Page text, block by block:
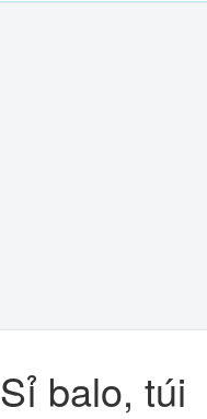
Sỉ balo, túi